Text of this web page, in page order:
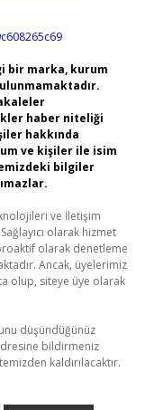
bir marka, kurum
haber niteliği
hakkında
ve kişiler ile isim
bilgiler
ve İletişim
olarak hizmet
olarak denetleme
Ancak, üyelerimiz
olup, siteye üye olarak
düşündüğünüz
bildirmeniz
kaldırılacaktır.